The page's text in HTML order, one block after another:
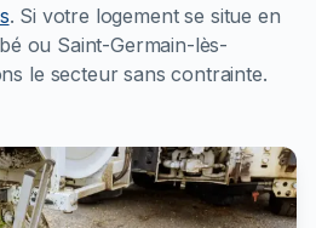
. Si votre logement se situe en
ou Saint-Germain-lès-
le secteur sans contrainte.